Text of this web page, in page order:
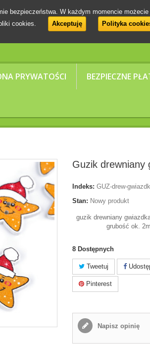
PRYWATOŚCI BEZPIECZNE
bezpieczeństwa. W każdym momencie
cookies.
Akceptuję Polityka
Guzik drewniany
Indeks: GUZ-drew-
Stan: Nowy produkt
guzik drewniany
grubość ok.
8 Dostępnych
Tweetuj
Pinterest
Napisz opinię